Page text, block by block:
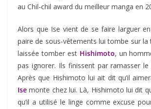
au Chil-chil award du meilleur manga en
Alors que Ise vient de se faire larguer
paire de sous-vêtements lui tombe sur la
laissée tomber est Hishimoto, un
pas ignorer. Ils finissent par ramasser le
Après que Hishimoto lui ait dit qu’il
Ise monte chez lui. Là, Hishimoto lui dit
qu’il a utilisé le linge comme excuse